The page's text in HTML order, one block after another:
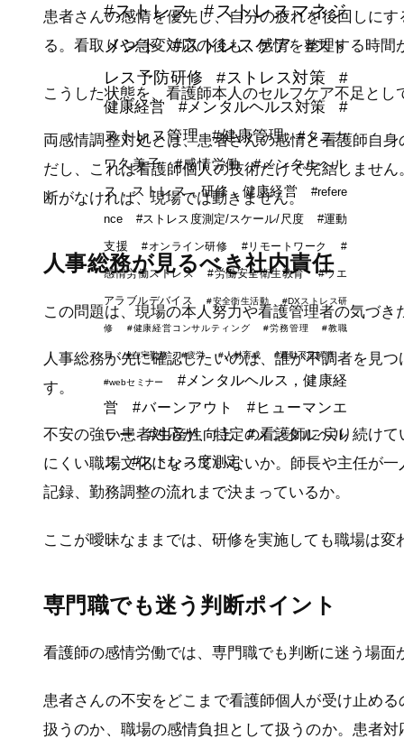
患者さんの感情を優先し、自分の疲れを後回しに
る。看取りや急変対応の後も、感情を整理する時間
こうした状態を、看護師本人のセルフケア不足と
両感情調整対処とは、患者さんの感情と看護師自
だし、これは看護師個人の技術だけで完結しませ
断がなければ、現場では動きません。
人事総務が見るべき社内責任
この問題は、現場の本人努力や看護管理者の気づ
人事総務が先に確認したいのは、誰が不調者を見
す。
不安の強い患者対応が、特定の看護師に戻り続け
にくい職場文化になっていないか。師長や主任が
記録、勤務調整の流れまで決まっているか。
ここが曖昧なままでは、研修を実施しても職場は変
専門職でも迷う判断ポイント
看護師の感情労働では、専門職でも判断に迷う場面
患者さんの不安をどこまで看護師個人が受け止め
扱うのか、職場の感情負担として扱うのか。患者
#ストレス
#ストレスマネジ
メント
#ストレスケア
#スト
レス予防研修
#ストレス対策
#
健康経営
#メンタルヘルス対策
#
ストレス管理
#健康管理
#タニカ
ワ久美子
#感情労働
#メンタルヘル
ス，ストレス，研修，健康経営
#refere
nce
#ストレス度測定/スケール/尺度
#運動
支援
#オンライン研修 #リモートワーク #
感情労働ストレス #労働安全衛生教育 #ウエ
アラブルデバイス #安全衛生活動 #DXストレス研
修 #健康経営コンサルティング #労務管理 #教職
員 #在宅勤務 #疲労 #人材育成 #運動不足解消
#webセミナー
#メンタルヘルス，健康経
営
#バーンアウト
#ヒューマンエ
ラー
#生産性向上
#メンタルヘル
ス
#ストレス度測定